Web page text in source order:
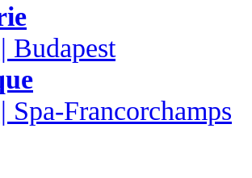
Budapest
Spa-Francorchamps